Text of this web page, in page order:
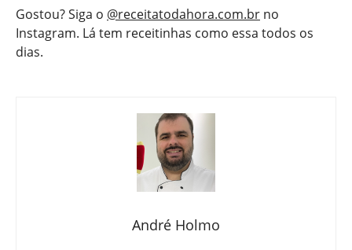
Gostou? Siga o @receitatodahora.com.br no
Instagram. Lá tem receitinhas como essa todos os
dias.
André Holmo